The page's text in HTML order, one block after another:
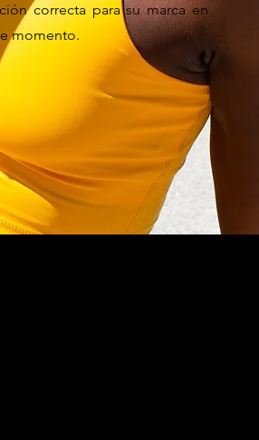
correcta para su marca en
momento.